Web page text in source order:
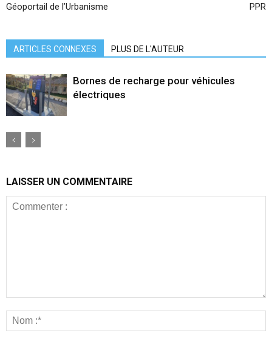
Géoportail de l’Urbanisme PPR
ARTICLES CONNEXES PLUS DE L'AUTEUR
Bornes de recharge pour véhicules
électriques
LAISSER UN COMMENTAIRE